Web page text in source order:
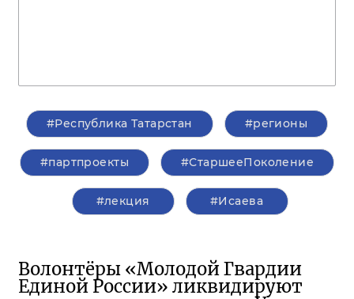
#Республика Татарстан #регионы
#партпроекты #СтаршееПоколение
#лекция #Исаева
Волонтёры «Молодой Гвардии
Единой России» ликвидируют